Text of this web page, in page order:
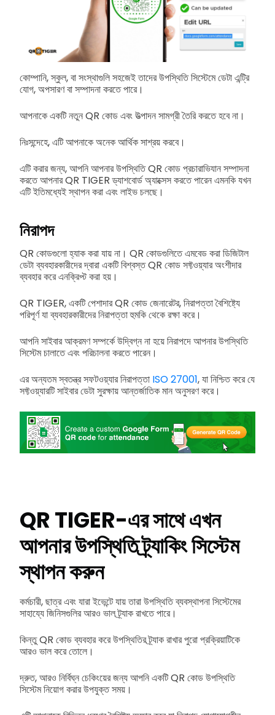
কোম্পানি, স্কুল, বা সংস্থাগুলি সহজেই তাদের উপস্থিতি সিস্টেমে ডেটা এন্ট্রি
যোগ, অপসারণ বা সম্পাদনা করতে পারে।
আপনাকে একটি নতুন QR কোড এবং উত্পাদন সামগ্রী তৈরি করতে হবে না।
নিঃসন্দেহে, এটি আপনাকে অনেক আর্থিক সাশ্রয় করবে।
এটি করার জন্য, আপনি আপনার উপস্থিতি QR কোড প্রচারাভিযান সম্পাদনা
করতে আপনার QR TIGER ড্যাশবোর্ড অ্যাক্সেস করতে পারেন এমনকি যখন
এটি ইতিমধ্যেই স্থাপন করা এবং লাইভ চলছে।
নিরাপদ
QR কোডগুলো হ্যাক করা যায় না। QR কোডগুলিতে এমবেড করা ডিজিটাল
ডেটা ব্যবহারকারীদের দ্বারা একটি বিশ্বস্ত QR কোড সফ্টওয়্যার অংশীদার
ব্যবহার করে এনক্রিপ্ট করা হয়।
QR TIGER, একটি পেশাদার QR কোড জেনারেটর, নিরাপত্তা বৈশিষ্ট্যে
পরিপূর্ণ যা ব্যবহারকারীদের নিরাপত্তা হুমকি থেকে রক্ষা করে।
আপনি সাইবার আক্রমণ সম্পর্কে উদ্বিগ্ন না হয়ে নিরাপদে আপনার উপস্থিতি
সিস্টেম চালাতে এবং পরিচালনা করতে পারেন।
এর অন্যতম স্বতন্ত্র সফটওয়্যার নিরাপত্তা ISO 27001, যা নিশ্চিত করে যে
সফ্টওয়্যারটি সাইবার ডেটা সুরক্ষায় আন্তর্জাতিক মান অনুসরণ করে।
QR TIGER-এর সাথে এখন
আপনার উপস্থিতি ট্র্যাকিং সিস্টেম
স্থাপন করুন
কর্মচারী, ছাত্র এবং যারা ইভেন্টে যায় তারা উপস্থিতি ব্যবস্থাপনা সিস্টেমের
সাহায্যে জিনিসগুলির আরও ভাল ট্র্যাক রাখতে পারে।
কিন্তু QR কোড ব্যবহার করে উপস্থিতির ট্র্যাক রাখার পুরো প্রক্রিয়াটিকে
আরও ভাল করে তোলে।
দ্রুত, আরও নির্বিঘ্ন চেকিংয়ের জন্য আপনি একটি QR কোড উপস্থিতি
সিস্টেম নিয়োগ করার উপযুক্ত সময়।